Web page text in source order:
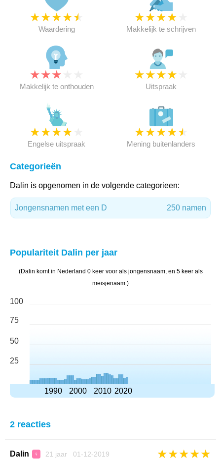
★★★★★
Waardering
★★★★
Makkelijk te schrijven
★★★
Makkelijk te onthouden
★★★★
Uitspraak
★★★★
Engelse uitspraak
★★★★★
Mening buitenlanders
Categorieën
Dalin is opgenomen in de volgende categorieen:
Jongensnamen met een D 250 namen
Populariteit Dalin per jaar
(Dalin komt in Nederland 0 keer voor als jongensnaam, en 5 keer als
meisjenaam.)
100
75
50
25
1990 2000 2010 2020
2 reacties
Dalin ♀ 21 jaar 01-12-2019 ★★★★★